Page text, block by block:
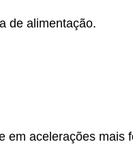
de alimentação.
em acelerações mais